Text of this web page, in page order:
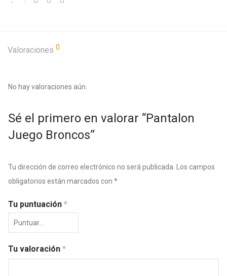
Valoraciones 0
No hay valoraciones aún.
Sé el primero en valorar “Pantalon
Juego Broncos”
Tu dirección de correo electrónico no será publicada.
Los campos
obligatorios están marcados con *
Tu puntuación *
Tu valoración *